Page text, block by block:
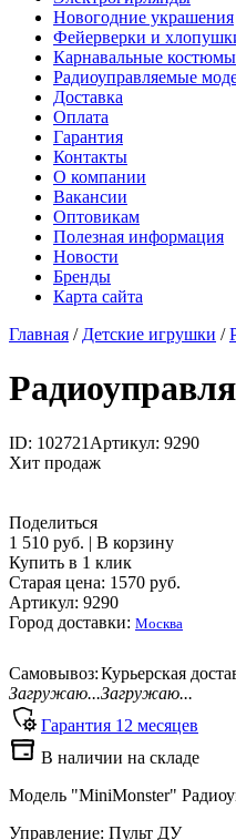
Новогодние украшения
Фейерверки и
Карнавальные костюмы
Радиоуправляемые
Доставка
Оплата
Гарантия
Контакты
О компании
Вакансии
Оптовикам
Полезная информация
Новости
Бренды
Карта сайта
Главная / Детские игрушки /
ID: 102721 Артикул: 9290
Хит продаж
Поделиться
1 510 руб. | В корзину
Купить в 1 клик
Старая цена: 1570 руб.
Артикул: 9290
Город доставки: Москва
Самовывоз:
Загружаю...
Курьерская
Загружаю...
Гарантия 12 месяцев
В наличии на складе
Модель "MiniMonster"
Управление: Пульт ДУ